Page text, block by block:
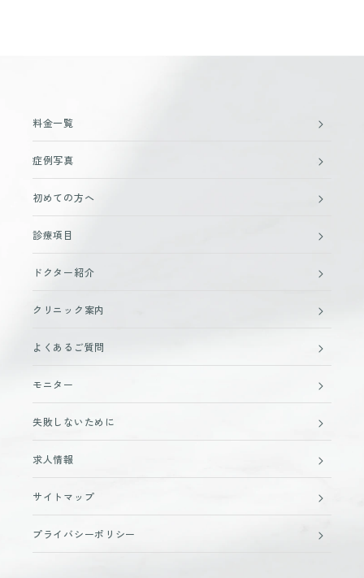
料金一覧
症例写真
初めての方へ
診療項目
ドクター紹介
クリニック案内
よくあるご質問
モニター
失敗しないために
求人情報
サイトマップ
プライバシーポリシー